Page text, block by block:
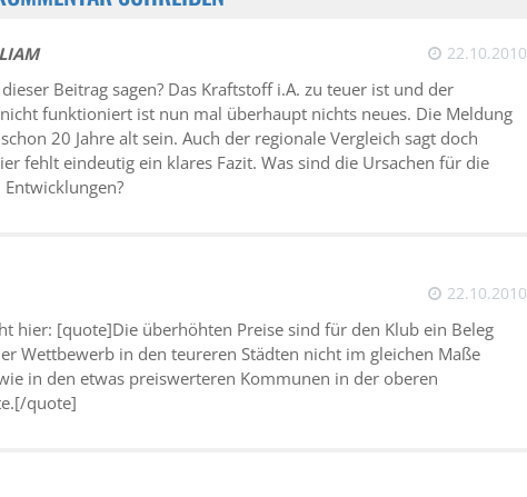
22.10.2010
Beitrag sagen? Das Kraftstoff i.A. zu teuer ist und der
funktioniert ist nun mal überhaupt nichts neues. Die Meldung
20 Jahre alt sein. Auch der regionale Vergleich sagt doch
fehlt eindeutig ein klares Fazit. Was sind die Ursachen für die
22.10.2010
hier: [quote]Die überhöhten Preise sind für den Klub ein Beleg
Wettbewerb in den teureren Städten nicht im gleichen Maße
in den etwas preiswerteren Kommunen in der oberen
quote]